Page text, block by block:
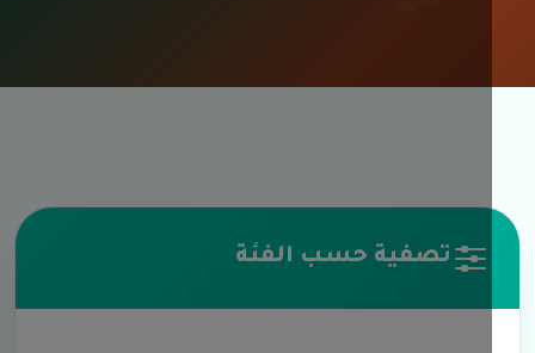
تصفية حسب الفئة